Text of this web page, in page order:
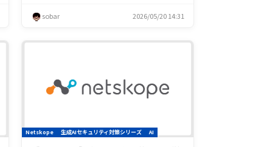
sobar 2026/05/20 14:31
Netskope 生成AIセキュリティ対策シリーズ AI